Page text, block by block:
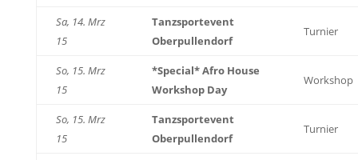
Sa, 14. Mrz
15
Tanzsportevent
Oberpullendorf
Turnier
So, 15. Mrz
15
*Special* Afro House
Workshop Day
Workshop
So, 15. Mrz
15
Tanzsportevent
Oberpullendorf
Turnier